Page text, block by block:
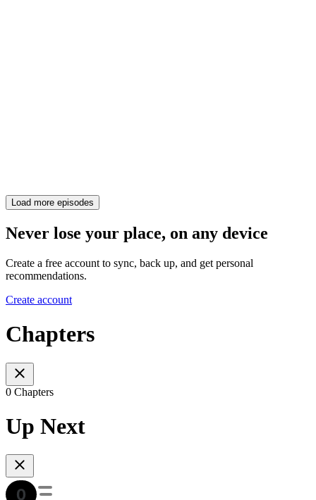
Load more episodes
Never lose your place, on any device
Create a free account to sync, back up, and get personal
recommendations.
Create account
Chapters
0 Chapters
Up Next